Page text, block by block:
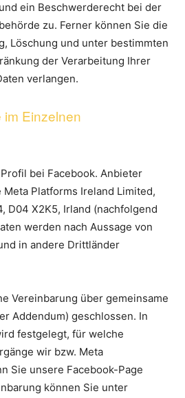
ein Beschwerderecht bei der
zu. Ferner können Sie die
Löschung und unter bestimmten
der Verarbeitung Ihrer
verlangen.
Einzelnen
bei Facebook. Anbieter
Platforms Ireland Limited,
D04 X2K5, Irland (nachfolgend
werden nach Aussage von
in andere Drittländer
Vereinbarung über gemeinsame
Addendum) geschlossen. In
festgelegt, für welche
wir bzw. Meta
Sie unsere Facebook-Page
können Sie unter